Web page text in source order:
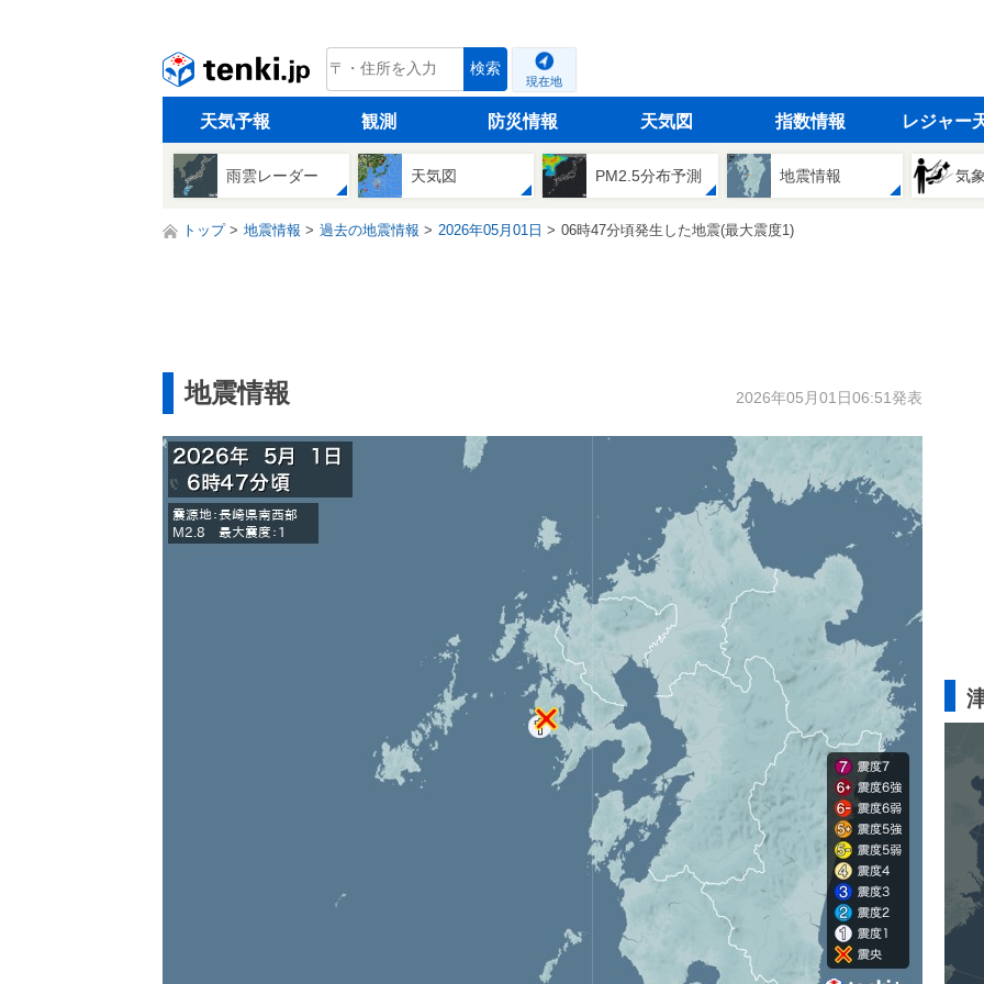
tenki.jp 検索
現在地
天気予報 観測 防災情報 天気図 指数情報 レジャー
雨雲レーダー 天気図 PM2.5分布予測 地震情報 気
トップ 地震情報 過去の地震情報 2026年05月01日 06時47分頃発生した地震(最大震度1)
地震情報 2026年05月01日06:51発表